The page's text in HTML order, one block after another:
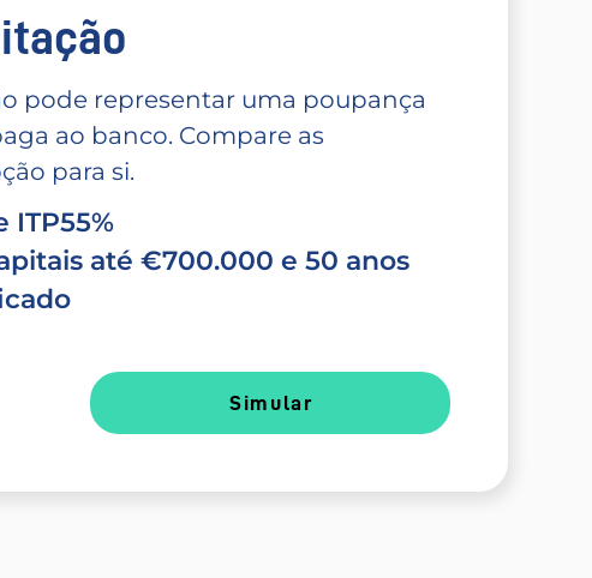
pode representar uma poupança
ao banco. Compare as
para si.
ITP55%
até €700.000 e 50 anos
Simular